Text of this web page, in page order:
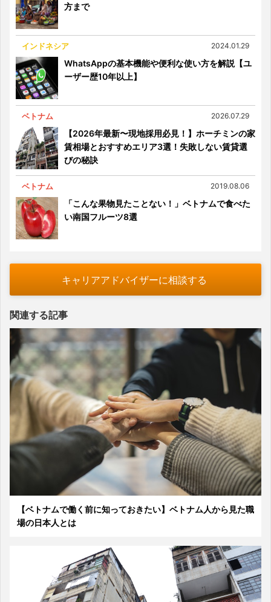
方まで
インドネシア 2024.01.29
WhatsAppの基本機能や便利な使い方を解説【ユ
ーザー歴10年以上】
ベトナム 2026.07.29
【2026年最新〜現地採用必見！】ホーチミンの家
賃相場とおすすめエリア3選！失敗しない賃貸選
びの秘訣
ベトナム 2019.08.06
「こんな果物見たことない！」ベトナムで食べた
い南国フルーツ8選
キャリアアドバイザーに相談する
関連する記事
【ベトナムで働く前に知っておきたい】ベトナム人から見た職
場の日本人とは